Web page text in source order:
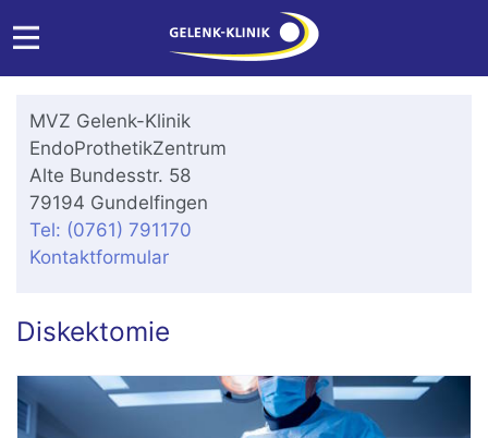
MVZ Gelenk-Klinik
EndoProthetikZentrum
Alte Bundesstr. 58
79194 Gundelfingen
Tel: (0761) 791170
Kontaktformular
Diskektomie